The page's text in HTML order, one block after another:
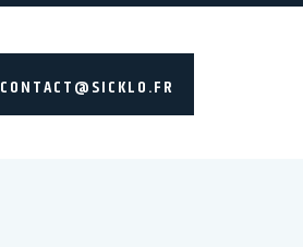
CONTACT@SICKLO.FR